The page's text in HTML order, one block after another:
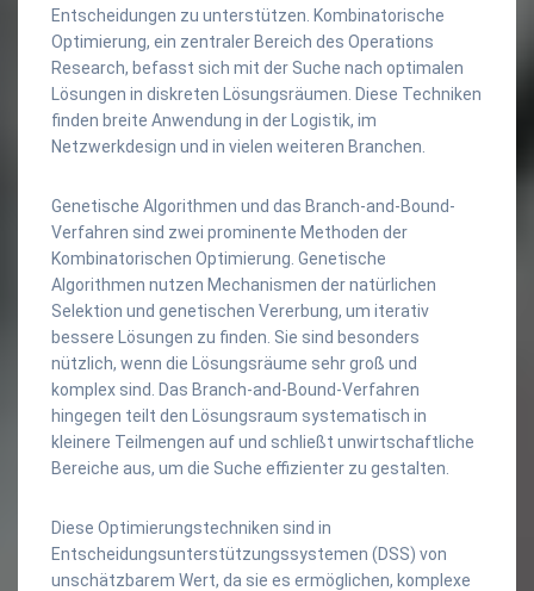
Entscheidungen zu unterstützen. Kombinatorische
Optimierung, ein zentraler Bereich des Operations
Research, befasst sich mit der Suche nach optimalen
Lösungen in diskreten Lösungsräumen. Diese Techniken
finden breite Anwendung in der Logistik, im
Netzwerkdesign und in vielen weiteren Branchen.
Genetische Algorithmen und das Branch-and-Bound-
Verfahren sind zwei prominente Methoden der
Kombinatorischen Optimierung. Genetische
Algorithmen nutzen Mechanismen der natürlichen
Selektion und genetischen Vererbung, um iterativ
bessere Lösungen zu finden. Sie sind besonders
nützlich, wenn die Lösungsräume sehr groß und
komplex sind. Das Branch-and-Bound-Verfahren
hingegen teilt den Lösungsraum systematisch in
kleinere Teilmengen auf und schließt unwirtschaftliche
Bereiche aus, um die Suche effizienter zu gestalten.
Diese Optimierungstechniken sind in
Entscheidungsunterstützungssystemen (DSS) von
unschätzbarem Wert, da sie es ermöglichen, komplexe